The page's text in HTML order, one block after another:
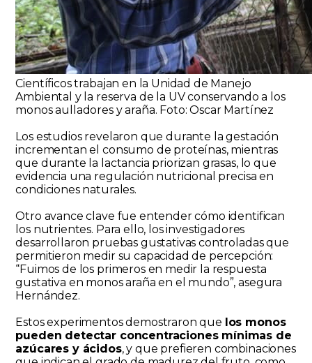
Científicos trabajan en la Unidad de Manejo
Ambiental y la reserva de la UV conservando a los
monos aulladores y araña. Foto: Oscar Martínez
Los estudios revelaron que durante la gestación
incrementan el consumo de proteínas, mientras
que durante la lactancia priorizan grasas, lo que
evidencia una regulación nutricional precisa en
condiciones naturales.
Otro avance clave fue entender cómo identifican
los nutrientes. Para ello, los investigadores
desarrollaron pruebas gustativas controladas que
permitieron medir su capacidad de percepción:
“Fuimos de los primeros en medir la respuesta
gustativa en monos araña en el mundo”, asegura
Hernández.
Estos experimentos demostraron que los monos
pueden detectar concentraciones mínimas de
azúcares y ácidos, y que prefieren combinaciones